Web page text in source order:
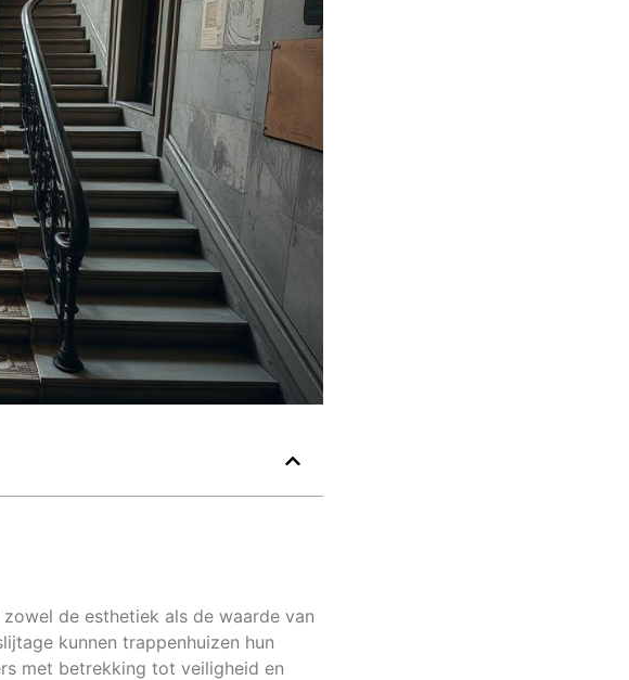
de esthetiek als de waarde van
kunnen trappenhuizen hun
met betrekking tot veiligheid en